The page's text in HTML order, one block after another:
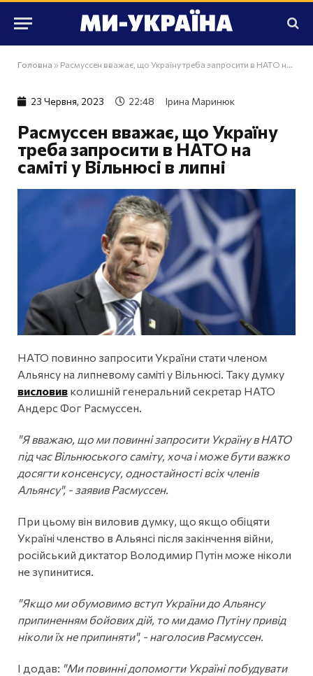
Головна » Расмуссен вважає, що Україну треба запросити в НАТО на саміті у Вільнюсі в липні
23 Червня, 2023 22:48 Ірина Маринюк
Расмуссен вважає, що Україну
треба запросити в НАТО на
саміті у Вільнюсі в липні
НАТО повинно запросити України стати членом
Альянсу на липневому саміті у Вільнюсі. Таку думку
висловив колишній генеральний секретар НАТО
Андерс Фог Расмуссен.
"Я вважаю, що ми повинні запросити Україну в НАТО
під час Вільнюського саміту, хоча і може бути важко
досягти консенсусу, одностайності всіх членів
Альянсу", - заявив Расмуссен.
При цьому він виловив думку, що якщо обіцяти
Україні членство в Альянсі після закінчення війни,
російський диктатор Володимир Путін може ніколи
не зупинитися.
"Якщо ми обумовимо вступ України до Альянсу
припиненням бойових дій, то ми дамо Путіну привід
ніколи їх не припиняти", - наголосив Расмуссен.
І додав: "Ми повинні допомогти Україні побудувати